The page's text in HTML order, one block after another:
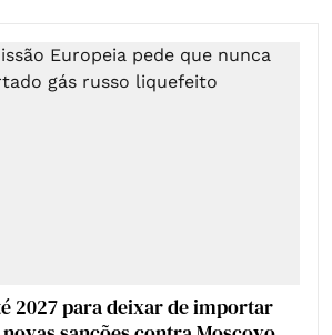
2027 para deixar de importar